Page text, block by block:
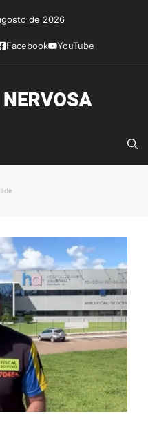
de 2026
Facebook YouTube